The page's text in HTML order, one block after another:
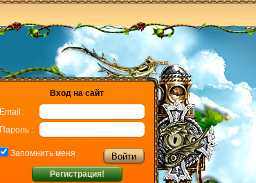
Вход на сайт
Email :
Пароль :
Запомнить меня
Регистрация!